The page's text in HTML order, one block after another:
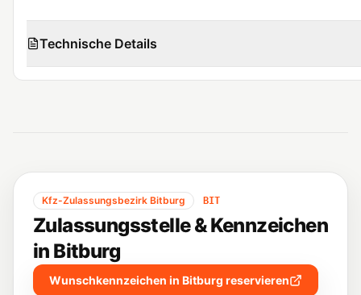
Technische Details
Kfz-Zulassungsbezirk Bitburg BIT
Zulassungsstelle & Kennzeichen
in Bitburg
Wunschkennzeichen in Bitburg reservieren